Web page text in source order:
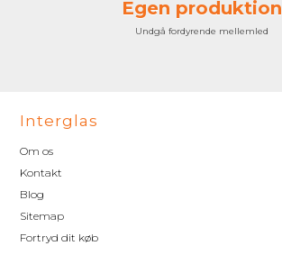
Egen produktion
Undgå fordyrende mellemled
Interglas
Om os
Kontakt
Blog
Sitemap
Fortryd dit køb